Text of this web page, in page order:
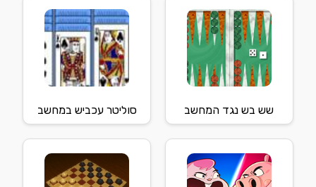
שש בש נגד המחשב סוליטר עכביש במחשב